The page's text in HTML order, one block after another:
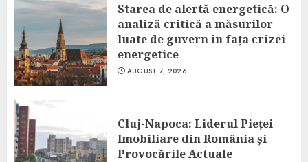
Starea de alertă energetică: O
analiză critică a măsurilor
luate de guvern în fața crizei
energetice
AUGUST 7, 2026
Cluj-Napoca: Liderul Pieței
Imobiliare din România și
Provocările Actuale